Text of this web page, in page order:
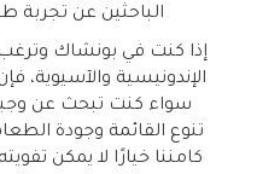
الباحثين عن تجربة
إذا كنت في بونشاك
الإندونيسية والآسيوية،
سواء كنت تبحث عن
تنوع القائمة وجودة
كامننا خيارًا لا يمكن